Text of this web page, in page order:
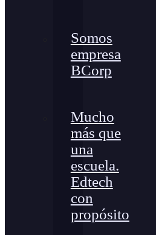
Somos
empresa
BCorp
Mucho
más que
una
escuela.
Edtech
con
propósito